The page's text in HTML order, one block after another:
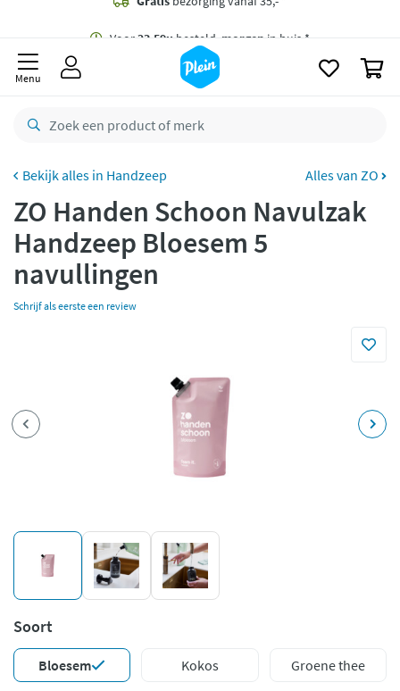
besteld,
retourneren
Betaal met Klarna
Menu
Handzeep Alles van ZO
ZO Handen Schoon Navulzak
Handzeep Bloesem 5
navullingen
Schrijf als eerste een review
Soort
Bloesem Kokos Groene thee